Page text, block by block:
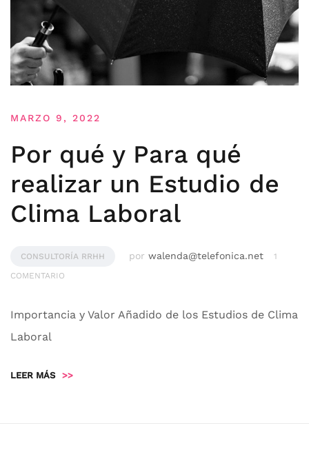
MARZO 9, 2022
Por qué y Para qué
realizar un Estudio de
Clima Laboral
CONSULTORÍA RRHH por walenda@telefonica.net
1
COMENTARIO
Importancia y Valor Añadido de los Estudios de Clima
Laboral
LEER MÁS >>